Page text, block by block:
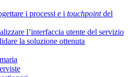
i processi e i touchpointdel
l’interfaccia utente del servizio
la soluzione ottenuta